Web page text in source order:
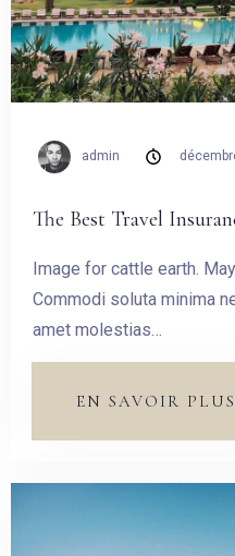
admin
The Best Travel
Image for cattle earth.
Commodi soluta minima
amet molestias…
EN SAVOIR PLUS